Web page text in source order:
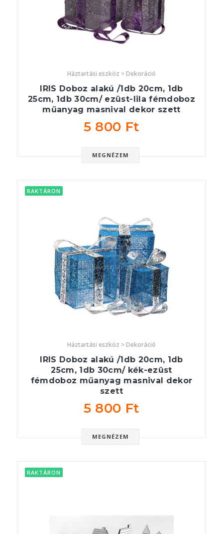
Háztartási eszköz > Dekoráció
IRIS Doboz alakú /1db 20cm, 1db
25cm, 1db 30cm/ ezüst-lila fémdoboz
műanyag masnival dekor szett
5 800 Ft
MEGNÉZEM
RAKTÁRON
Háztartási eszköz > Dekoráció
IRIS Doboz alakú /1db 20cm, 1db
25cm, 1db 30cm/ kék-ezüst
fémdoboz műanyag masnival dekor
szett
5 800 Ft
MEGNÉZEM
RAKTÁRON